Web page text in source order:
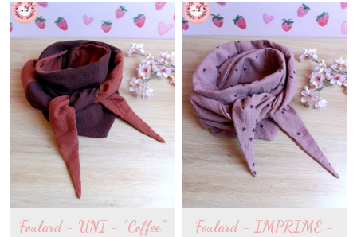
Foulard - UNI - "Coffee"
Foulard - IMPRIME -